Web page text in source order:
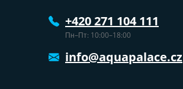
+420 271 104 111
Пн–Пт: 10:00–18:00
info@aquapalace.cz